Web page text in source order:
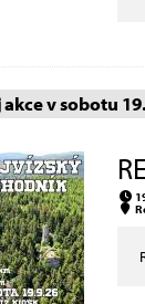
akce v sobotu